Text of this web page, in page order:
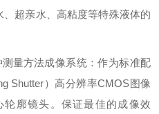
超亲水、高粘度等特殊液体的
成像系统：作为标准配
Shutter）高分辨率CMOS图像
轮廓镜头。保证最佳的成像效